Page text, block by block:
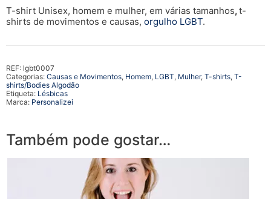
T-shirt Unisex, homem e mulher, em várias tamanhos,t-
shirts de movimentos e causas, orgulho LGBT.
REF: lgbt0007
Categorias: Causas e Movimentos, Homem, LGBT, Mulher, T-shirts, T-
shirts/Bodies Algodão
Etiqueta: Lésbicas
Marca: Personalizei
Também pode gostar…